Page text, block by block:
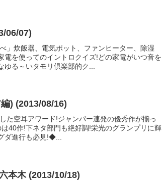
06/07)
」炊飯器、電気ポット、ファンヒーター、除湿
を使ってのイントロクイズ!どの家電がいつ音を
る～いタモリ倶楽部的ク...
) (2013/08/16)
た空耳アワード!ジャンパー連発の優秀作が揃っ
40作!下ネタ部門も絶好調!栄光のグランプリに輝
ダ進行も必見!◆...
本木 (2013/10/18)